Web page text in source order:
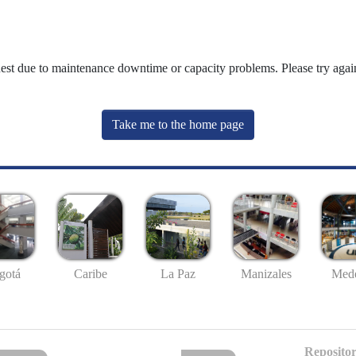
due to maintenance downtime or capacity problems. Please try
Take me to the home page
Caribe La Paz Manizales